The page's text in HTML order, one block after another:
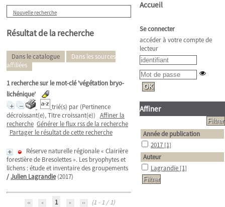
Nouvelle recherche
Résultat de la recherche
Dans le catalogue
Dans les sources
affiliées
1recherche sur le mot-clé'végétation bryo-
lichénique'
trié(s) par (Pertinence
décroissant(e), Titre croissant(e)) Affiner la
recherche Générer le flux rss de la recherche
Partager le résultat de cette recherche
Réserve naturelle régionale « Clairière
forestière de Bresolettes ». Les bryophytes et
lichens : étude et inventaire des groupements
/Julien Lagrandie(2017)
1
(1 - 1 / 1)
Accueil
Se connecter
accéder à votre compte de
lecteur
Affiner
Année de publication
2017 [1]
Auteur
Lagrandie [1]